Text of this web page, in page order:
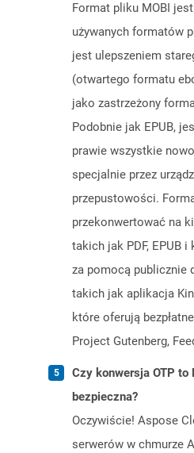
Format pliku MOBI
używanych formatów
jest ulepszeniem
(otwartego formatu
jako zastrzeżony
Podobnie jak EPUB,
prawie wszystkie
specjalnie przez
przepustowości.
przekonwertować na
takich jak PDF, EPUB
za pomocą publicznie
takich jak aplikacja
które oferują
Project Gutenberg,
Czy konwersja OTP
bezpieczna?
Oczywiście! Aspose
serwerów w chmurze